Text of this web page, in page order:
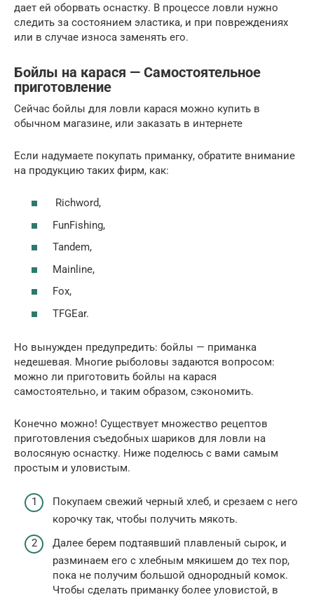
дает ей оборвать оснастку. В процессе ловли нужно
следить за состоянием эластика, и при повреждениях
или в случае износа заменять его.
Бойлы на карася — Самостоятельное
приготовление
Сейчас бойлы для ловли карася можно купить в
обычном магазине, или заказать в интернете
Если надумаете покупать приманку, обратите внимание
на продукцию таких фирм, как:
Richword,
FunFishing,
Tandem,
Mainline,
Fox,
TFGEar.
Но вынужден предупредить: бойлы — приманка
недешевая. Многие рыболовы задаются вопросом:
можно ли приготовить бойлы на карася
самостоятельно, и таким образом, сэкономить.
Конечно можно! Существует множество рецептов
приготовления съедобных шариков для ловли на
волосяную оснастку. Ниже поделюсь с вами самым
простым и уловистым.
Покупаем свежий черный хлеб, и срезаем с него
корочку так, чтобы получить мякоть.
Далее берем подтаявший плавленый сырок, и
разминаем его с хлебным мякишем до тех пор,
пока не получим большой однородный комок.
Чтобы сделать приманку более уловистой, в